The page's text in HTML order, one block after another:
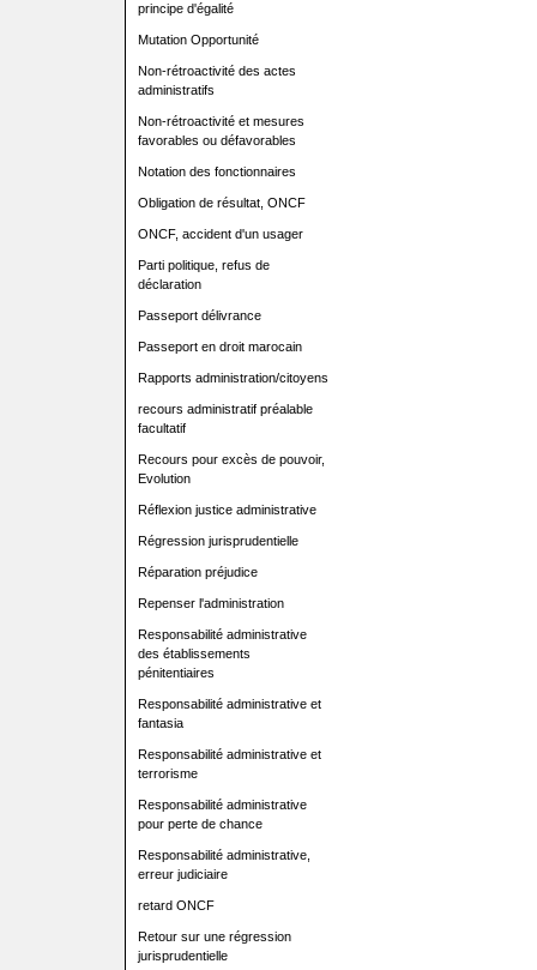
principe d'égalité
Mutation Opportunité
Non-rétroactivité des actes
administratifs
Non-rétroactivité et mesures
favorables ou défavorables
Notation des fonctionnaires
Obligation de résultat, ONCF
ONCF, accident d'un usager
Parti politique, refus de
déclaration
Passeport délivrance
Passeport en droit marocain
Rapports administration/citoyens
recours administratif préalable
facultatif
Recours pour excès de pouvoir,
Evolution
Réflexion justice administrative
Régression jurisprudentielle
Réparation préjudice
Repenser l'administration
Responsabilité administrative
des établissements
pénitentiaires
Responsabilité administrative et
fantasia
Responsabilité administrative et
terrorisme
Responsabilité administrative
pour perte de chance
Responsabilité administrative,
erreur judiciaire
retard ONCF
Retour sur une régression
jurisprudentielle